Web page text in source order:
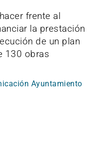
frente al
la prestación
de un plan
130 obras
Ayuntamiento